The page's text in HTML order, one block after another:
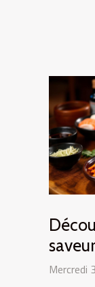
des
Mercredi